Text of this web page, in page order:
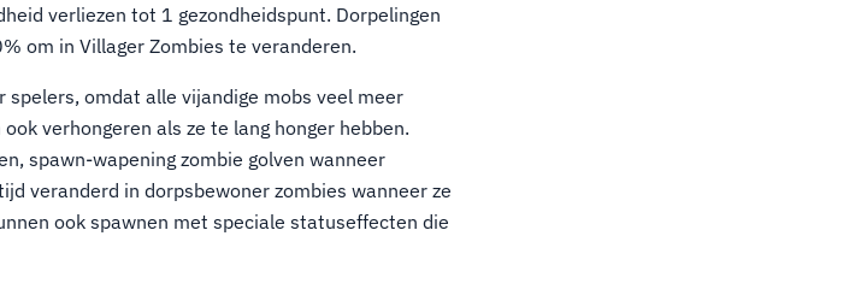
verliezen tot 1 gezondheidspunt. Dorpelingen
om in Villager Zombies te veranderen.
omdat alle vijandige mobs veel meer
verhongeren als ze te lang honger hebben.
spawn-wapening zombie golven wanneer
veranderd in dorpsbewoner zombies wanneer ze
ook spawnen met speciale statuseffecten die